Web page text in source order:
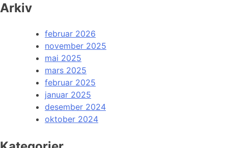
Arkiv
februar 2026
november 2025
mai 2025
mars 2025
februar 2025
januar 2025
desember 2024
oktober 2024